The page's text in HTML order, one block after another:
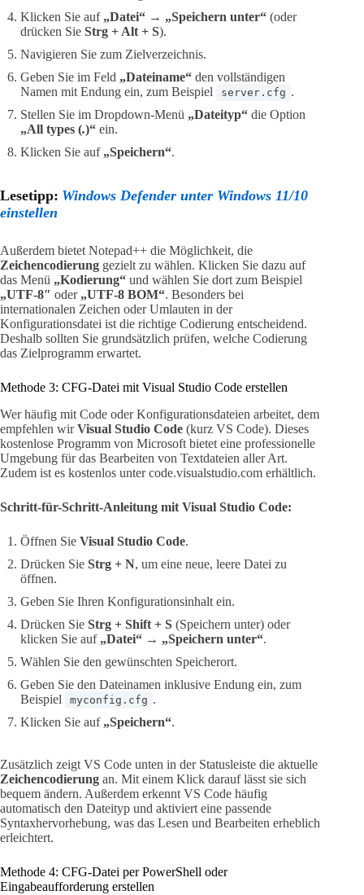
Klicken Sie auf „Datei“ → „Speichern unter“ (oder
drücken Sie Strg + Alt + S).
Navigieren Sie zum Zielverzeichnis.
Geben Sie im Feld „Dateiname“ den vollständigen
Namen mit Endung ein, zum Beispiel
server.cfg .
Stellen Sie im Dropdown-Menü „Dateityp“ die Option
„All types (.)“ ein.
Klicken Sie auf „Speichern“.
Lesetipp: Windows Defender unter Windows 11/10
einstellen
Außerdem bietet Notepad++ die Möglichkeit, die
Zeichencodierung gezielt zu wählen. Klicken Sie dazu auf
das Menü „Kodierung“ und wählen Sie dort zum Beispiel
„UTF-8″ oder „UTF-8 BOM“. Besonders bei
internationalen Zeichen oder Umlauten in der
Konfigurationsdatei ist die richtige Codierung entscheidend.
Deshalb sollten Sie grundsätzlich prüfen, welche Codierung
das Zielprogramm erwartet.
Methode 3: CFG-Datei mit Visual Studio Code erstellen
Wer häufig mit Code oder Konfigurationsdateien arbeitet, dem
empfehlen wirVisual Studio Code (kurz VS Code). Dieses
kostenlose Programm von Microsoft bietet eine professionelle
Umgebung für das Bearbeiten von Textdateien aller Art.
Zudem ist es kostenlos unter code.visualstudio.com erhältlich.
Schritt-für-Schritt-Anleitung mit Visual Studio Code:
Öffnen Sie Visual Studio Code.
Drücken Sie Strg + N, um eine neue, leere Datei zu
öffnen.
Geben Sie Ihren Konfigurationsinhalt ein.
Drücken Sie Strg + Shift + S (Speichern unter) oder
klicken Sie auf „Datei“ → „Speichern unter“.
Wählen Sie den gewünschten Speicherort.
Geben Sie den Dateinamen inklusive Endung ein, zum
Beispiel
myconfig.cfg .
Klicken Sie auf „Speichern“.
Zusätzlich zeigt VS Code unten in der Statusleiste die aktuelle
Zeichencodierung an. Mit einem Klick darauf lässt sie sich
bequem ändern. Außerdem erkennt VS Code häufig
automatisch den Dateityp und aktiviert eine passende
Syntaxhervorhebung, was das Lesen und Bearbeiten erheblich
erleichtert.
Methode 4: CFG-Datei per PowerShell oder
Eingabeaufforderung erstellen